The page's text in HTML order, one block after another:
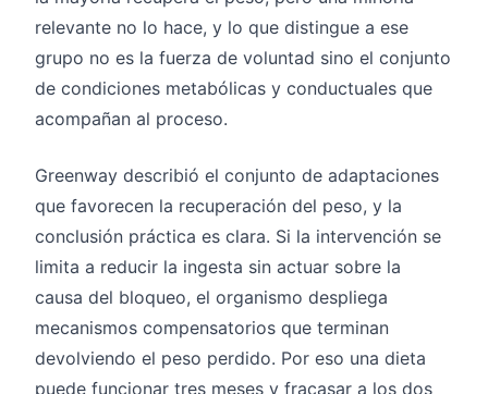
relevante no lo hace, y lo que distingue a ese
grupo no es la fuerza de voluntad sino el conjunto
de condiciones metabólicas y conductuales que
acompañan al proceso.
Greenway describió el conjunto de adaptaciones
que favorecen la recuperación del peso, y la
conclusión práctica es clara. Si la intervención se
limita a reducir la ingesta sin actuar sobre la
causa del bloqueo, el organismo despliega
mecanismos compensatorios que terminan
devolviendo el peso perdido. Por eso una dieta
puede funcionar tres meses y fracasar a los dos